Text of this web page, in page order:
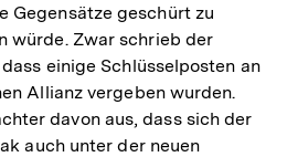
Gegensätze geschürt zu
würde. Zwar schrieb der
einige Schlüsselposten an
Allianz vergeben wurden.
davon aus, dass sich der
auch unter der neuen